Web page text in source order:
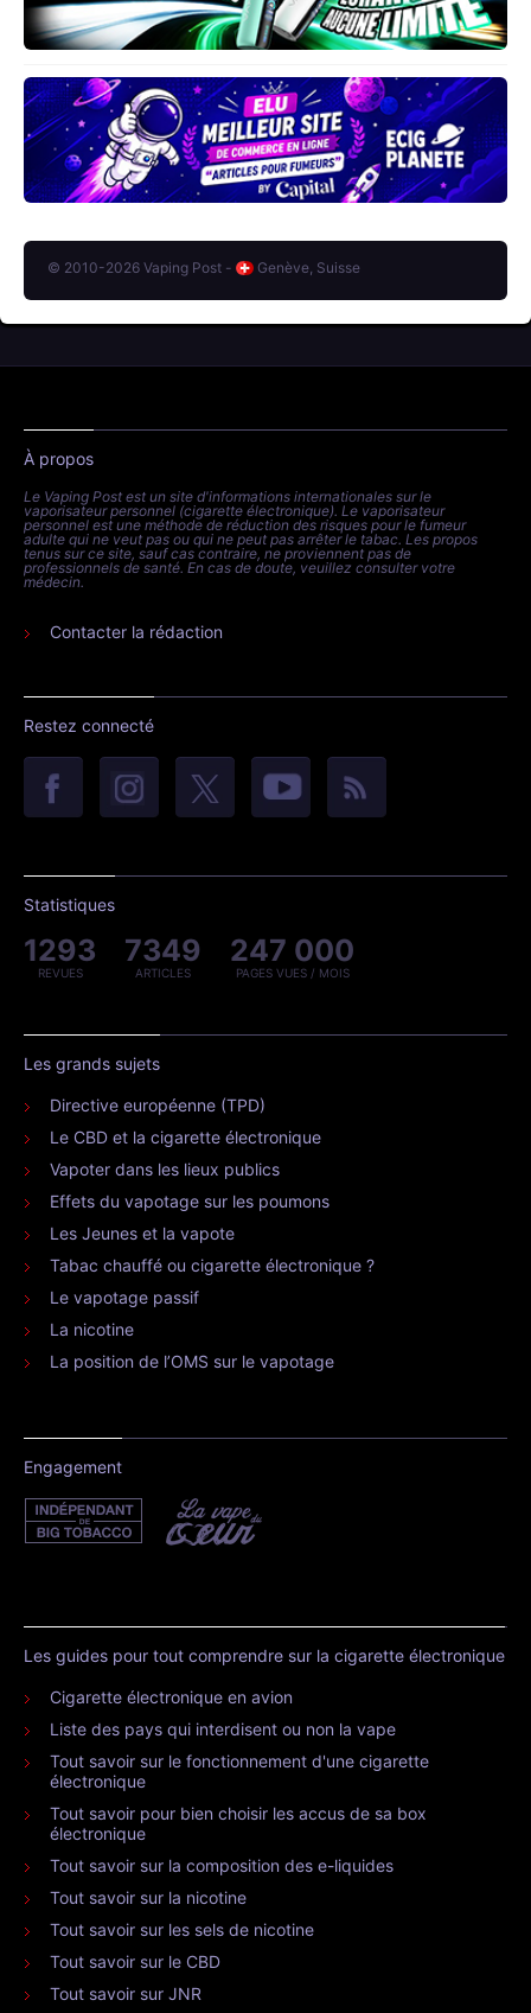
© 2010-2026 Vaping Post - Genève, Suisse
À propos
Le Vaping Post est un site d'informations internationales sur le
vaporisateur personnel (cigarette électronique). Le vaporisateur
personnel est une méthode de réduction des risques pour le fumeur
adulte qui ne veut pas ou qui ne peut pas arrêter le tabac. Les propos
tenus sur ce site, sauf cas contraire, ne proviennent pas de
professionnels de santé. En cas de doute, veuillez consulter votre
médecin.
Contacter la rédaction
Restez connecté
Statistiques
1293
REVUES
7349
ARTICLES
247 000
PAGES VUES / MOIS
Les grands sujets
Directive européenne (TPD)
Le CBD et la cigarette électronique
Vapoter dans les lieux publics
Effets du vapotage sur les poumons
Les Jeunes et la vapote
Tabac chauffé ou cigarette électronique ?
Le vapotage passif
La nicotine
La position de l’OMS sur le vapotage
Engagement
Les guides pour tout comprendre sur la cigarette électronique
Cigarette électronique en avion
Liste des pays qui interdisent ou non la vape
Tout savoir sur le fonctionnement d'une cigarette
électronique
Tout savoir pour bien choisir les accus de sa box
électronique
Tout savoir sur la composition des e-liquides
Tout savoir sur la nicotine
Tout savoir sur les sels de nicotine
Tout savoir sur le CBD
Tout savoir sur JNR